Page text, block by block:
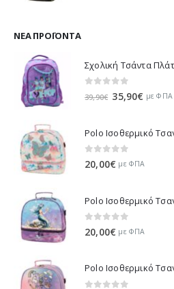
ΝΈΑ ΠΡΟΪΌΝΤΑ
out of 5
39,90€ Original
39,90€.
35,90€ Η
είναι:
με ΦΠΑ
0 out of 5
20,00€ με ΦΠΑ
0 out of 5
20,00€ με ΦΠΑ